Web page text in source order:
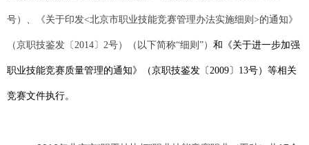
号） 《关于印发<北京市职业技能竞赛管理办法实施细则>的通知》
（京职技鉴发〔2014〕2号）（以下简称“细则”） 和 《关于进一步加强
职业技能竞赛质量管理的通知》（京职技鉴发〔2009〕13号）等相关
竞赛文件执行。